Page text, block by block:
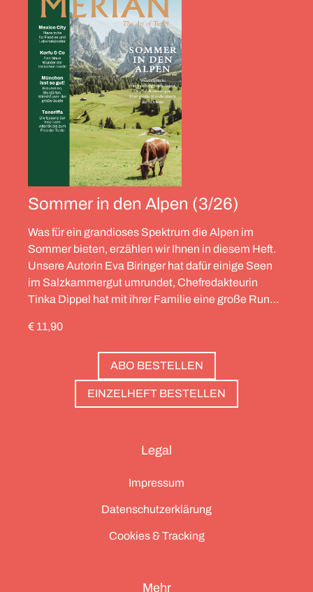
Sommer in den Alpen (3/26)
Was für ein grandioses Spektrum die Alpen im
Sommer bieten, erzählen wir Ihnen in diesem Heft.
Unsere Autorin Eva Biringer hat dafür einige Seen
im Salzkammergut umrundet, Chefredakteurin
Tinka Dippel hat mit ihrer Familie eine große Runde
Helfrich ist über viele Gipfel gegangen – von
Salzburg bis nach Triest. Und die Redaktion hat
zwölf Hotels gesammelt, die zweierlei gemeinsam
haben: Sie sind die perfekte Basis, um Gipfel zu
stürmen. Und sie haben wunderschöne Pools, um
und die drei großen Ionischen Inseln (Korfu,
€ 11,90
ABO BESTELLEN
EINZELHEFT BESTELLEN
Legal
Impressum
Datenschutzerklärung
Cookies & Tracking
Mehr